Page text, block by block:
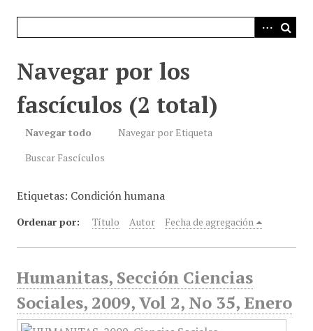
Navegar por los
fascículos (2 total)
Navegar todo
Navegar por Etiqueta
Buscar Fascículos
Etiquetas: Condición humana
Ordenar por: Título Autor Fecha de agregación
Humanitas, Sección Ciencias
Sociales, 2009, Vol 2, No 35, Enero